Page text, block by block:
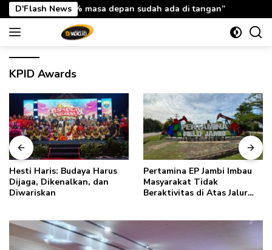
Langsung
ke
konten
D'Flash News
depan sudah ada di tangan” Hesti Haris: Rabu
KPID Awards
Hesti Haris: Budaya Harus
Dijaga, Dikenalkan, dan
Diwariskan
Pertamina EP Jambi Imbau
Masyarakat Tidak
Beraktivitas di Atas Jalur